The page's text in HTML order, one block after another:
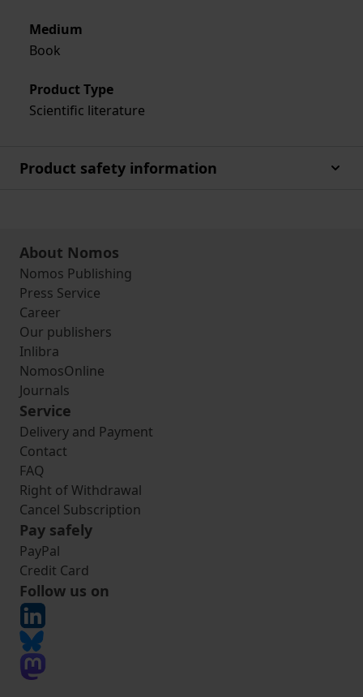
Medium
Book
Product Type
Scientific literature
Product safety information
About Nomos
Nomos Publishing
Press Service
Career
Our publishers
Inlibra
NomosOnline
Journals
Service
Delivery and Payment
Contact
FAQ
Right of Withdrawal
Cancel Subscription
Pay safely
PayPal
Credit Card
Follow us on